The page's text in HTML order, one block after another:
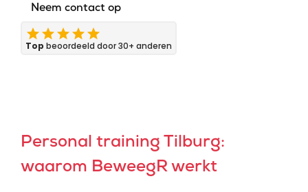
Neem contact op
Top beoordeeld door 30+ anderen
Personal training Tilburg:
waarom BeweegR werkt